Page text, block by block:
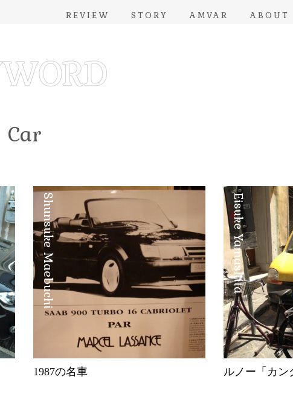
REVIEW STORY AMVAR ABOUT
Car
Shunsuke Maebuchi
1987の名車
Eisuke Yamashita
ルノー「カン